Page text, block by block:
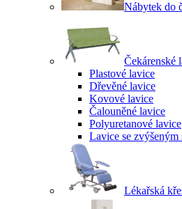
Nábytek do
Čekárenské
Plastové lavice
Dřevěné lavice
Kovové lavice
Čalouněné lavice
Polyuretanové lavice
Lavice se zvýšeným
Lékařská